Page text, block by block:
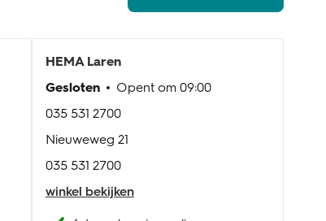
HEMA Laren
Gesloten
Opent om 09:00
035 531 2700
Nieuweweg 21
035 531 2700
winkel bekijken